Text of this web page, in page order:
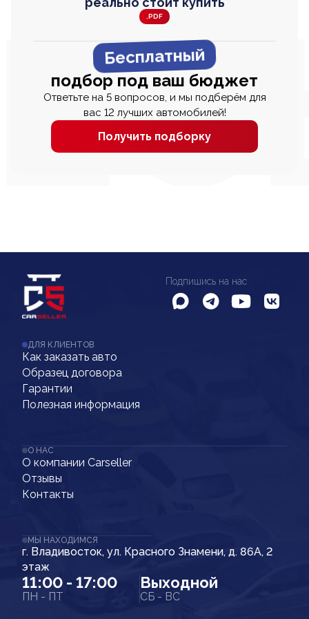
.PDF
Бесплатный
подбор под ваш бюджет
Ответьте на 5 вопросов, и мы подберём для
вас 12 лучших автомобилей!
Получить подборку
Подпишись на нас
ДЛЯ КЛИЕНТОВ
Как заказать авто
Образец договора
Гарантии
Полезная информация
О НАС
О компании Carseller
Отзывы
Контакты
МЫ НАХОДИМСЯ
г. Владивосток, ул. Красного Знамени, д. 86А, 2
этаж
11:00 - 17:00
ПН - ПТ
Выходной
СБ - ВС